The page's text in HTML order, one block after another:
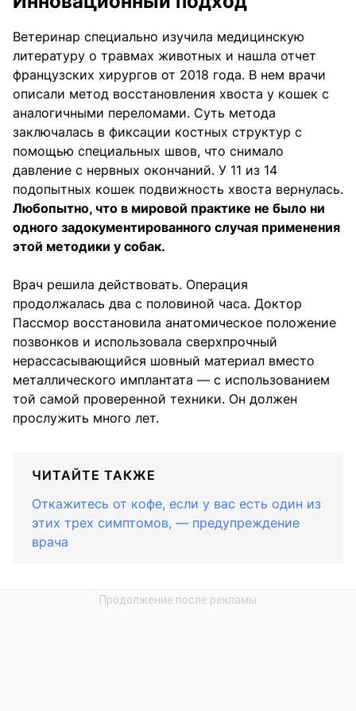
Ветеринар специально изучила медицинскую
литературу о травмах животных и нашла отчет
французских хирургов от 2018 года. В нем врачи
описали метод восстановления хвоста у кошек с
аналогичными переломами. Суть метода
заключалась в фиксации костных структур с
помощью специальных швов, что снимало
давление с нервных окончаний. У 11 из 14
подопытных кошек подвижность хвоста вернулась.
Любопытно, что в мировой практике не было ни
одного задокументированного случая применения
этой методики у собак.
Врач решила действовать. Операция
продолжалась два с половиной часа. Доктор
Пассмор восстановила анатомическое положение
позвонков и использовала сверхпрочный
нерассасывающийся шовный материал вместо
металлического имплантата — с использованием
той самой проверенной техники. Он должен
прослужить много лет.
ЧИТАЙТЕ ТАКЖЕ
Откажитесь от кофе, если у вас есть один из
этих трех симптомов, — предупреждение
врача